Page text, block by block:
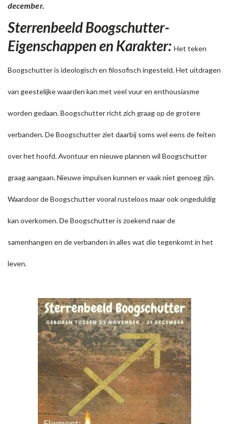
december.
Sterrenbeeld Boogschutter-
Eigenschappen en Karakter: Het teken
Boogschutter is ideologisch en filosofisch ingesteld. Het uitdragen
van geestelijke waarden kan met veel vuur en enthousiasme
worden gedaan. Boogschutter richt zich graag op de grotere
verbanden. De Boogschutter ziet daarbij soms wel eens de feiten
over het hoofd. Avontuur en nieuwe plannen wil Boogschutter
graag aangaan. Nieuwe impulsen kunnen er vaak niet genoeg zijn.
Waardoor de Boogschutter vooral rusteloos maar ook ongeduldig
kan overkomen. De Boogschutter is zoekend naar de
samenhangen en de verbanden in alles wat die tegenkomt in het
leven.